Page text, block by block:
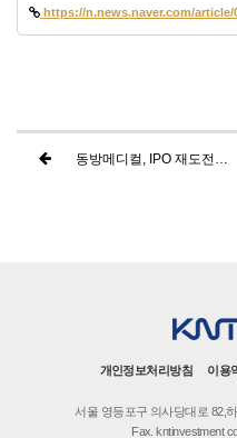
https://n.news.naver.com/article/
동방메디컬, IPO 재도전…공모가 희망밴드 '유지'
개인정보처리방침 이용
서울 영등포구 의사당대로 82,
Fax. kntinvestment